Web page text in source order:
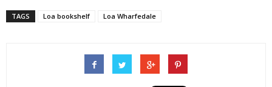
TAGS Loa bookshelf Loa Wharfedale